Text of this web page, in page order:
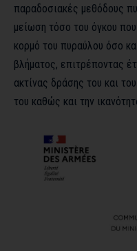
παραδοσιακές μεθόδους
μείωση τόσο του όγκου
κορμό του πυραύλου όσο
βλήματος, επιτρέποντας
ακτίνας δράσης του και
του καθώς και την